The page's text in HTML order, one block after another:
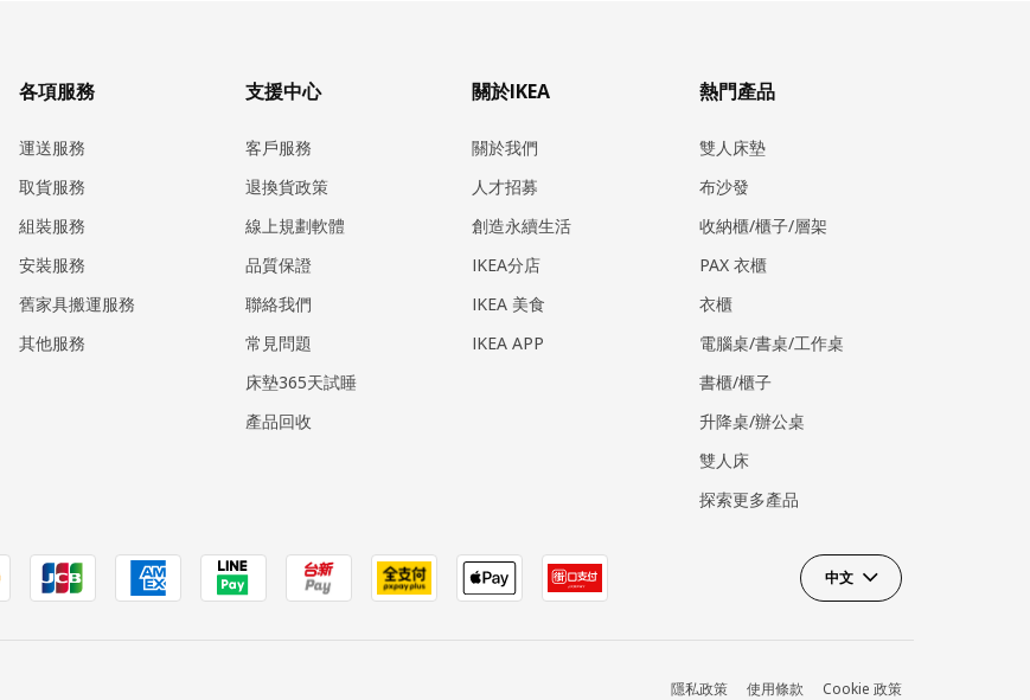
各項服務
運送服務
取貨服務
組裝服務
安裝服務
​舊家具搬運服務
其他服務
支援中心
客戶服務
退換貨政策
線上規劃軟體
品質保證
聯絡我們
常見問題
床墊365天試睡
產品回收
關於IKEA
關於我們
人才招募
創造永續生活
IKEA分店
IKEA 美食
IKEA APP
熱門產品
雙人床墊
布沙發
收納櫃/櫃子/層架
PAX 衣櫃
衣櫃
電腦桌/書桌/工作桌
書櫃/櫃子
升降桌/辦公桌
雙人床
探索更多產品
中文
隱私政策 使用條款 Cookie 政策